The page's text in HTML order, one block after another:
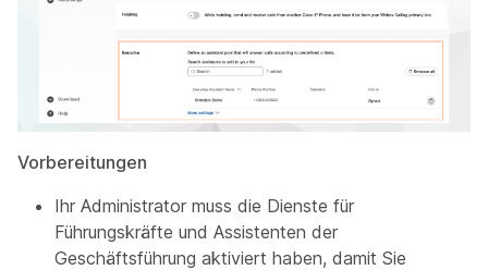
Vorbereitungen
Ihr Administrator muss die Dienste für
Führungskräfte und Assistenten der
Geschäftsführung aktiviert haben, damit Sie